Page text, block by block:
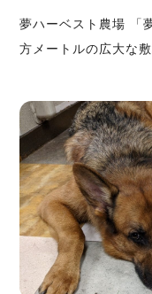
夢ハーベスト農場 「
方メートルの広大な